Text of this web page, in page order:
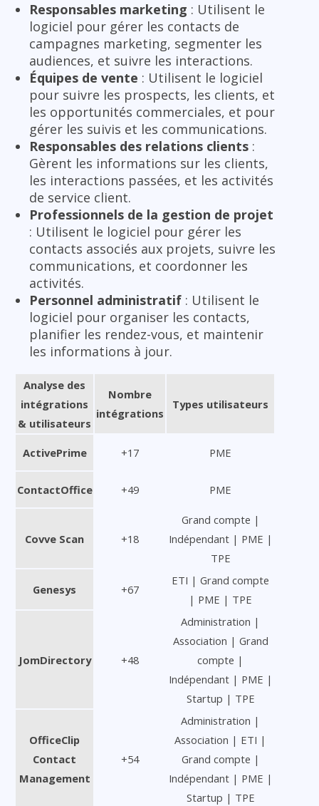
Responsables marketing : Utilisent le
logiciel pour gérer les contacts de
campagnes marketing, segmenter les
audiences, et suivre les interactions.
Équipes de vente : Utilisent le logiciel
pour suivre les prospects, les clients, et
les opportunités commerciales, et pour
gérer les suivis et les communications.
Responsables des relations clients :
Gèrent les informations sur les clients,
les interactions passées, et les activités
de service client.
Professionnels de la gestion de projet
: Utilisent le logiciel pour gérer les
contacts associés aux projets, suivre les
communications, et coordonner les
activités.
Personnel administratif : Utilisent le
logiciel pour organiser les contacts,
planifier les rendez-vous, et maintenir
les informations à jour.
Analyse des
intégrations
& utilisateurs
Nombre
intégrations
Types utilisateurs
ActivePrime +17 PME
ContactOffice +49 PME
Covve Scan +18
Grand compte |
Indépendant | PME |
TPE
Genesys +67
ETI | Grand compte
| PME | TPE
JomDirectory +48
Administration |
Association | Grand
compte |
Indépendant | PME |
Startup | TPE
OfficeClip
Contact
Management
+54
Administration |
Association | ETI |
Grand compte |
Indépendant | PME |
Startup | TPE